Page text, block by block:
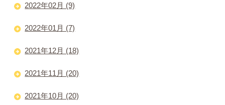
2022年02月 (9)
2022年01月 (7)
2021年12月 (18)
2021年11月 (20)
2021年10月 (20)